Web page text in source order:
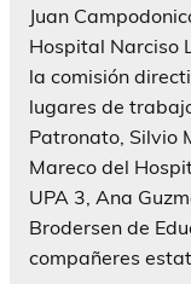
Juan
Hospital Narciso
la comisión
lugares de
Patronato, Silvio
Mareco del
UPA 3, Ana
Brodersen de
compañeres